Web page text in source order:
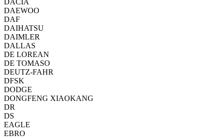
DACIA
DAEWOO
DAF
DAIHATSU
DAIMLER
DALLAS
DE LOREAN
DE TOMASO
DEUTZ-FAHR
DFSK
DODGE
DONGFENG XIAOKANG
DR
DS
EAGLE
EBRO